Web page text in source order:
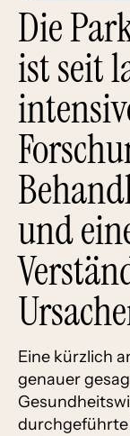
Die
ist seit
und
Eine kürzlich
genauer
durchgeführte